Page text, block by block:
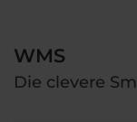
WMS
Die clevere